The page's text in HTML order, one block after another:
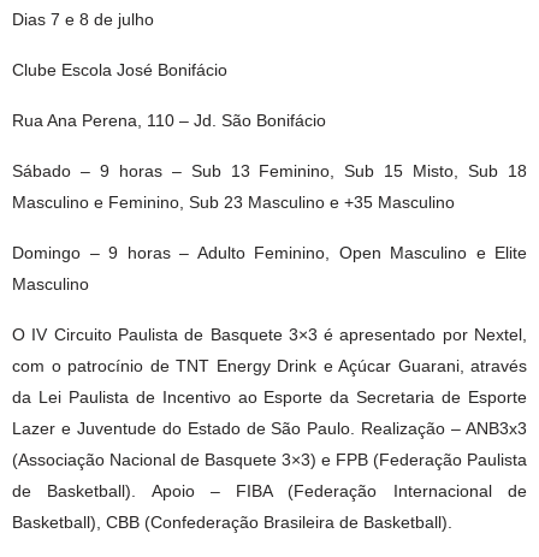
Dias 7 e 8 de julho
Clube Escola José Bonifácio
Rua Ana Perena, 110 – Jd. São Bonifácio
Sábado – 9 horas – Sub 13 Feminino, Sub 15 Misto, Sub 18
Masculino e Feminino, Sub 23 Masculino e +35 Masculino
Domingo – 9 horas – Adulto Feminino, Open Masculino e Elite
Masculino
O IV Circuito Paulista de Basquete 3×3 é apresentado por Nextel,
com o patrocínio de TNT Energy Drink e Açúcar Guarani, através
da Lei Paulista de Incentivo ao Esporte da Secretaria de Esporte
Lazer e Juventude do Estado de São Paulo. Realização – ANB3x3
(Associação Nacional de Basquete 3×3) e FPB (Federação Paulista
de Basketball). Apoio – FIBA (Federação Internacional de
Basketball), CBB (Confederação Brasileira de Basketball).